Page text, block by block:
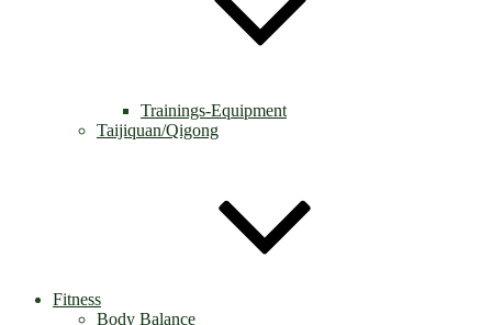
Trainings-Equipment
Taijiquan/Qigong
Fitness
Body Balance